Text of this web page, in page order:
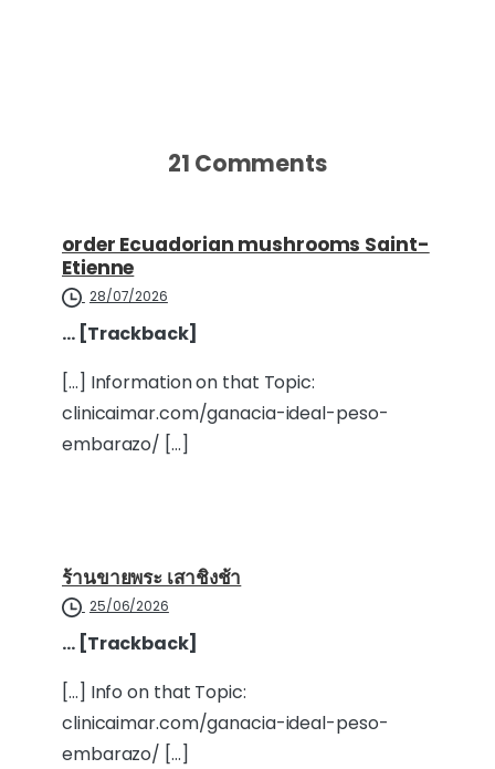
21 Comments
order Ecuadorian mushrooms Saint-
Etienne
28/07/2026
… [Trackback]
[…] Information on that Topic:
clinicaimar.com/ganacia-ideal-peso-
embarazo/ […]
ร้านขายพระ เสาชิงช้า
25/06/2026
… [Trackback]
[…] Info on that Topic:
clinicaimar.com/ganacia-ideal-peso-
embarazo/ […]